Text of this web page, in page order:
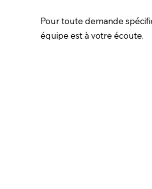
Pour toute demande
équipe est à votre écoute.